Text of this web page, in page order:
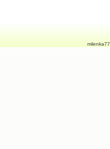
milenka77